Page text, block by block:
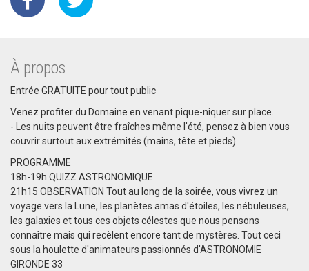
À propos
Entrée GRATUITE pour tout public
Venez profiter du Domaine en venant pique-niquer sur place.
- Les nuits peuvent être fraîches même l'été, pensez à bien vous
couvrir surtout aux extrémités (mains, tête et pieds).
PROGRAMME
18h-19h QUIZZ ASTRONOMIQUE
21h15 OBSERVATION Tout au long de la soirée, vous vivrez un
voyage vers la Lune, les planètes amas d'étoiles, les nébuleuses,
les galaxies et tous ces objets célestes que nous pensons
connaître mais qui recèlent encore tant de mystères. Tout ceci
sous la houlette d'animateurs passionnés d'ASTRONOMIE
GIRONDE 33